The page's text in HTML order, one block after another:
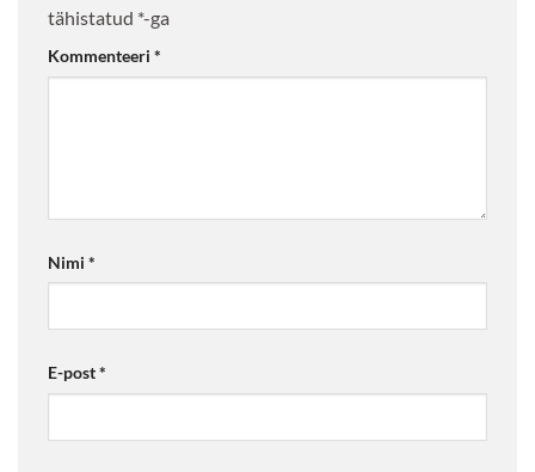
tähistatud *-ga
Kommenteeri *
Nimi *
E-post*